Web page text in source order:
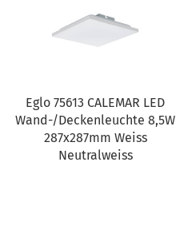
Eglo 75613 CALEMAR LED
Wand-/Deckenleuchte 8,5W
287x287mm Weiss
Neutralweiss